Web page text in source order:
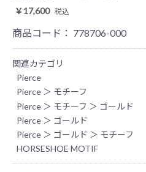
￥17,600 税込
商品コード： 778706-000
関連カテゴリ
Pierce
Pierce ＞ モチーフ
Pierce ＞ モチーフ ＞ ゴールド
Pierce ＞ ゴールド
Pierce ＞ ゴールド ＞ モチーフ
HORSESHOE MOTIF